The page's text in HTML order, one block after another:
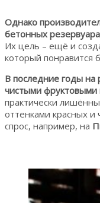
Однако
бетонных
Их цель – ещё и
который понравится
В последние годы на
чистыми фруктовыми
практически
оттенками красных и
спрос, например, на